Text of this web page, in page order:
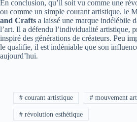
En conclusion, qu’il soit vu comme une
ou comme un simple courant artistique, le
and Crafts a laissé une marque indélébile
l’art. Il a défendu l’individualité artistique,
inspiré des générations de créateurs. Peu
le qualifie, il est indéniable que son
aujourd’hui.
# courant artistique # mouvement
# révolution esthétique